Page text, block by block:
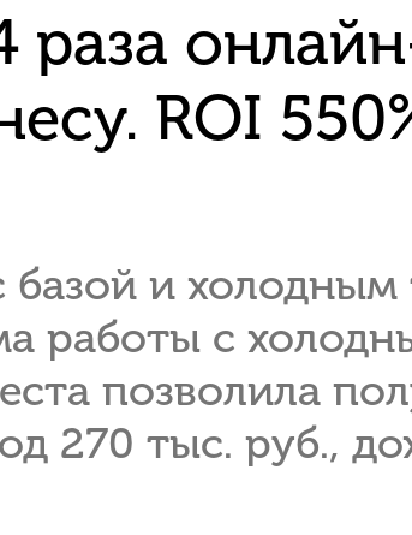
раза
ROI
базой и
работы с
позволила
270 тыс. руб.,